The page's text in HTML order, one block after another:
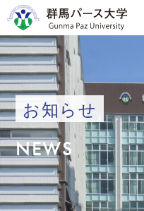
お知らせ
NEWS